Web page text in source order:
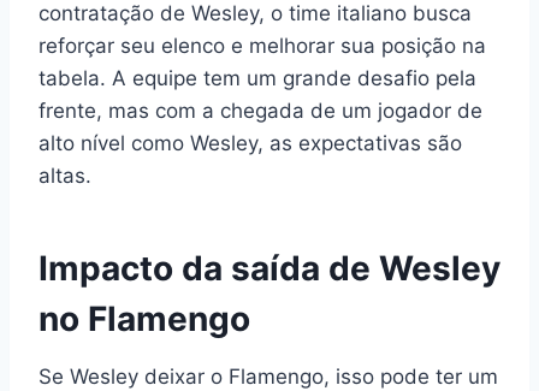
contratação de Wesley, o time italiano busca
reforçar seu elenco e melhorar sua posição na
tabela. A equipe tem um grande desafio pela
frente, mas com a chegada de um jogador de
alto nível como Wesley, as expectativas são
altas.
Impacto da saída de Wesley
no Flamengo
Se Wesley deixar o Flamengo, isso pode ter um